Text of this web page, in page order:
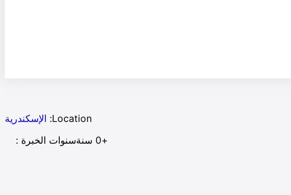
Location: الإسكندرية
سنوات الخبرة :
+0 سنة